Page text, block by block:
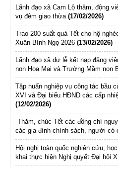
Lãnh đạo xã Cam Lộ thăm, động
vụ đêm giao thừa (17/02/2026)
Trao 200 suất quà Tết cho hộ
Xuân Bính Ngọ 2026 (13/02/2026)
Lãnh đạo xã dự lễ kết nạp đảng
non Hoa Mai và Trường Mầm non
Tập huấn nghiệp vụ công tác bầu
XVI và Đại biểu HĐND các cấp
(12/02/2026)
Thăm, chúc Tết các đồng chí
các gia đình chính sách, người có
Hội nghị toàn quốc nghiên cứu,
khai thực hiện Nghị quyết Đại hội